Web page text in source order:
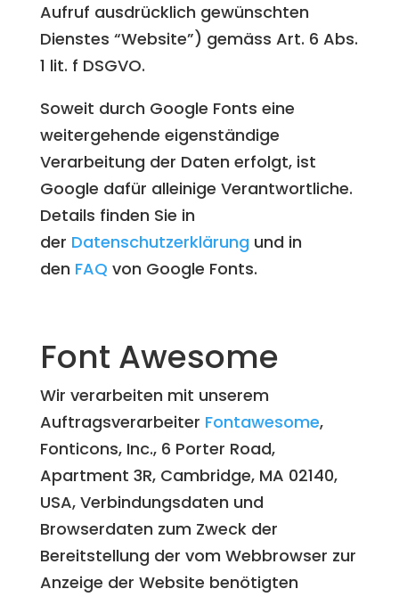
Aufruf ausdrücklich gewünschten
Dienstes “Website”) gemäss Art. 6 Abs.
1 lit. f DSGVO.
Soweit durch Google Fonts eine
weitergehende eigenständige
Verarbeitung der Daten erfolgt, ist
Google dafür alleinige Verantwortliche.
Details finden Sie in
der Datenschutzerklärung und in
den FAQ von Google Fonts.
Font Awesome
Wir verarbeiten mit unserem
Auftragsverarbeiter Fontawesome,
Fonticons, Inc., 6 Porter Road,
Apartment 3R, Cambridge, MA 02140,
USA, Verbindungsdaten und
Browserdaten zum Zweck der
Bereitstellung der vom Webbrowser zur
Anzeige der Website benötigten